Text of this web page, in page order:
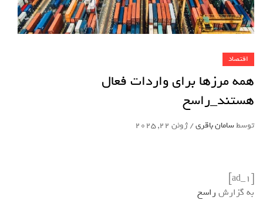
اقتصاد
همه مرزها برای واردات فعال
هستند_راسخ
توسطسامان باقری/ژوئن 22, 2025
[ad_1]
به گزارش راسخ